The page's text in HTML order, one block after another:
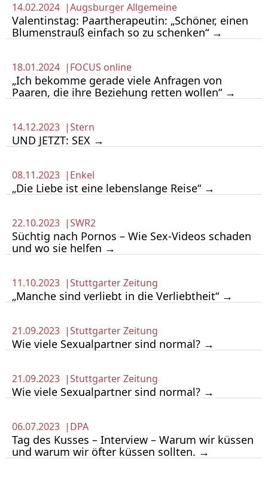
14.02.2024 |Augsburger Allgemeine
Valentinstag: Paartherapeutin: „Schöner, einen
Blumenstrauß einfach so zu schenken“ →
18.01.2024 | FOCUS online
„Ich bekomme gerade viele Anfragen von
Paaren, die ihre Beziehung retten wollen“ →
14.12.2023 |Stern
UND JETZT: SEX →
08.11.2023 | Enkel
„Die Liebe ist eine lebenslange Reise“ →
22.10.2023 |SWR2
Süchtig nach Pornos – Wie Sex-Videos schaden
und wo sie helfen →
11.10.2023 |Stuttgarter Zeitung
„Manche sind verliebt in die Verliebtheit“ →
21.09.2023 |Stuttgarter Zeitung
Wie viele Sexualpartner sind normal? →
21.09.2023 |Stuttgarter Zeitung
Wie viele Sexualpartner sind normal? →
06.07.2023 | DPA
Tag des Kusses – Interview – Warum wir küssen
und warum wir öfter küssen sollten. →